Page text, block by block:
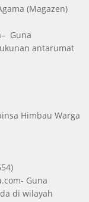
(Magazen)
Guna
antarumat
Himbau Warga
Guna
di wilayah